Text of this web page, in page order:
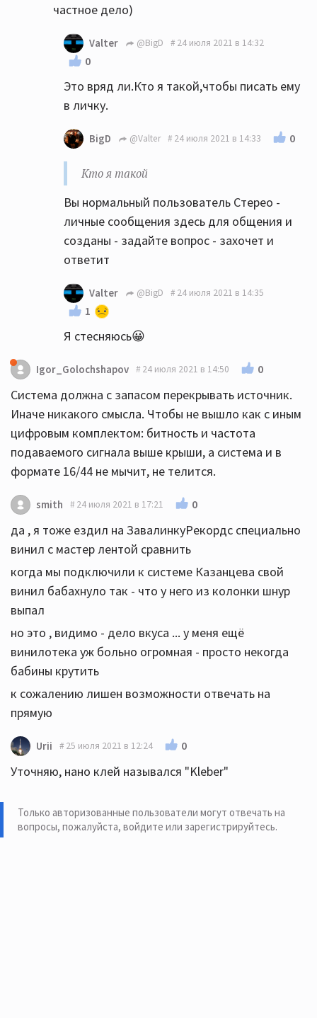
частное дело)
Valter @BigD 24 июля 2021 в 14:32
0
Это вряд ли.Кто я такой,чтобы писать ему
в личку.
BigD @Valter 24 июля 2021 в 14:33 0
Кто я такой
Вы нормальный пользователь Стерео -
личные сообщения здесь для общения и
созданы - задайте вопрос - захочет и
ответит
Valter @BigD 24 июля 2021 в 14:35
1
Я стесняюсь😀
Igor_Golochshapov 24 июля 2021 в 14:50 0
Система должна с запасом перекрывать источник.
Иначе никакого смысла. Чтобы не вышло как с иным
цифровым комплектом: битность и частота
подаваемого сигнала выше крыши, а система и в
формате 16/44 не мычит, не телится.
smith 24 июля 2021 в 17:21 0
да , я тоже ездил на ЗавалинкуРекордс специально
винил с мастер лентой сравнить
когда мы подключили к системе Казанцева свой
винил бабахнуло так - что у него из колонки шнур
выпал
но это , видимо - дело вкуса ... у меня ещё
винилотека уж больно огромная - просто некогда
бабины крутить
к сожалению лишен возможности отвечать на
прямую
Urii 25 июля 2021 в 12:24 0
Уточняю, нано клей назывался "Kleber"
Только авторизованные пользователи могут отвечать на
вопросы, пожалуйста, войдите или зарегистрируйтесь.